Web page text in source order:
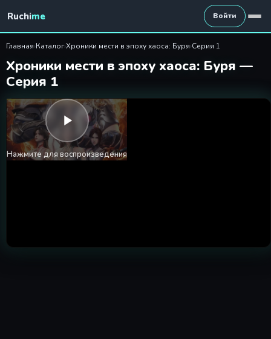
Хроники мести в эпоху
Ruchime Войти
Главная›Каталог›Хроники мести в эпоху хаоса: Буря›Серия 1
Хроники мести в эпоху хаоса: Буря —
Серия 1
Нажмите для воспроизведения